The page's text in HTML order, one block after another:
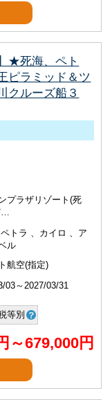
★死海、ペト
ピラミッド＆ツ
クルーズ船３
プラザリゾート(死
…
トラ 、カイロ 、ア
ル
航空(指定)
03～2027/03/31
等別
～679,000円